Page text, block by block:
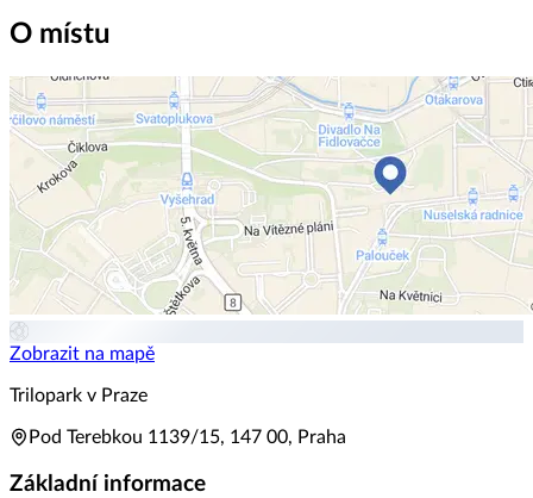
O místu
Zobrazit na mapě
Trilopark v Praze
Pod Terebkou 1139/15, 147 00, Praha
Základní informace